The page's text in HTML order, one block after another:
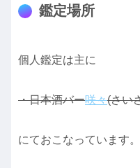
鑑定場所
個人鑑定は主に
・日本酒バー咲々(さい
にておこなっています。